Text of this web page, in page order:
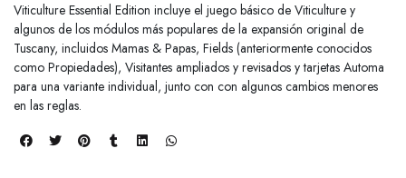
Viticulture Essential Edition incluye el juego básico de Viticulture y
algunos de los módulos más populares de la expansión original de
Tuscany, incluidos Mamas & Papas, Fields (anteriormente conocidos
como Propiedades), Visitantes ampliados y revisados y tarjetas Automa
para una variante individual, junto con con algunos cambios menores
en las reglas.